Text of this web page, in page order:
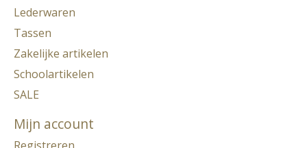
Lederwaren
Tassen
Zakelijke artikelen
Schoolartikelen
SALE
Mijn account